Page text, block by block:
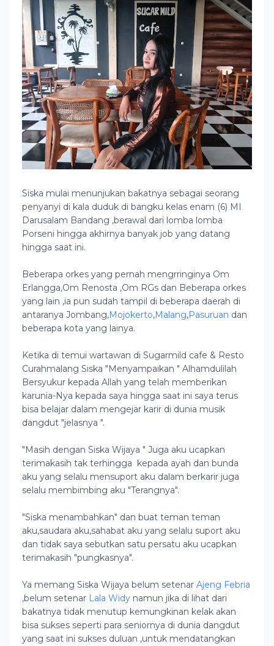
Siska mulai menunjukan bakatnya sebagai seorang
penyanyi di kala duduk di bangku kelas enam (6) MI
Darusalam Bandang ,berawal dari lomba lomba
Porseni hingga akhirnya banyak job yang datang
hingga saat ini.
Beberapa orkes yang pernah mengrringinya Om
Erlangga,Om Renosta ,Om RGs dan Beberapa orkes
yang lain ,ia pun sudah tampil di beberapa daerah di
antaranya Jombang,Mojokerto,Malang,Pasuruan dan
beberapa kota yang lainya.
Ketika di temui wartawan di Sugarmild cafe & Resto
Curahmalang Siska "Menyampaikan " Alhamdulilah
Bersyukur kepada Allah yang telah memberikan
karunia-Nya kepada saya hingga saat ini saya terus
bisa belajar dalam mengejar karir di dunia musik
dangdut "jelasnya ".
"Masih dengan Siska Wijaya " Juga aku ucapkan
terimakasih tak terhingga kepada ayah dan bunda
aku yang selalu mensuport aku dalam berkarir juga
selalu membimbing aku "Terangnya".
"Siska menambahkan" dan buat teman teman
aku,saudara aku,sahabat aku yang selalu suport aku
dan tidak saya sebutkan satu persatu aku ucapkan
terimakasih "pungkasnya".
Ya memang Siska Wijaya belum setenar Ajeng Febria
,belum setenar Lala Widy namun jika di lihat dari
bakatnya tidak menutup kemungkinan kelak akan
bisa sukses seperti para seniornya di dunia dangdut
yang saat ini sukses duluan ,untuk mendatangkan